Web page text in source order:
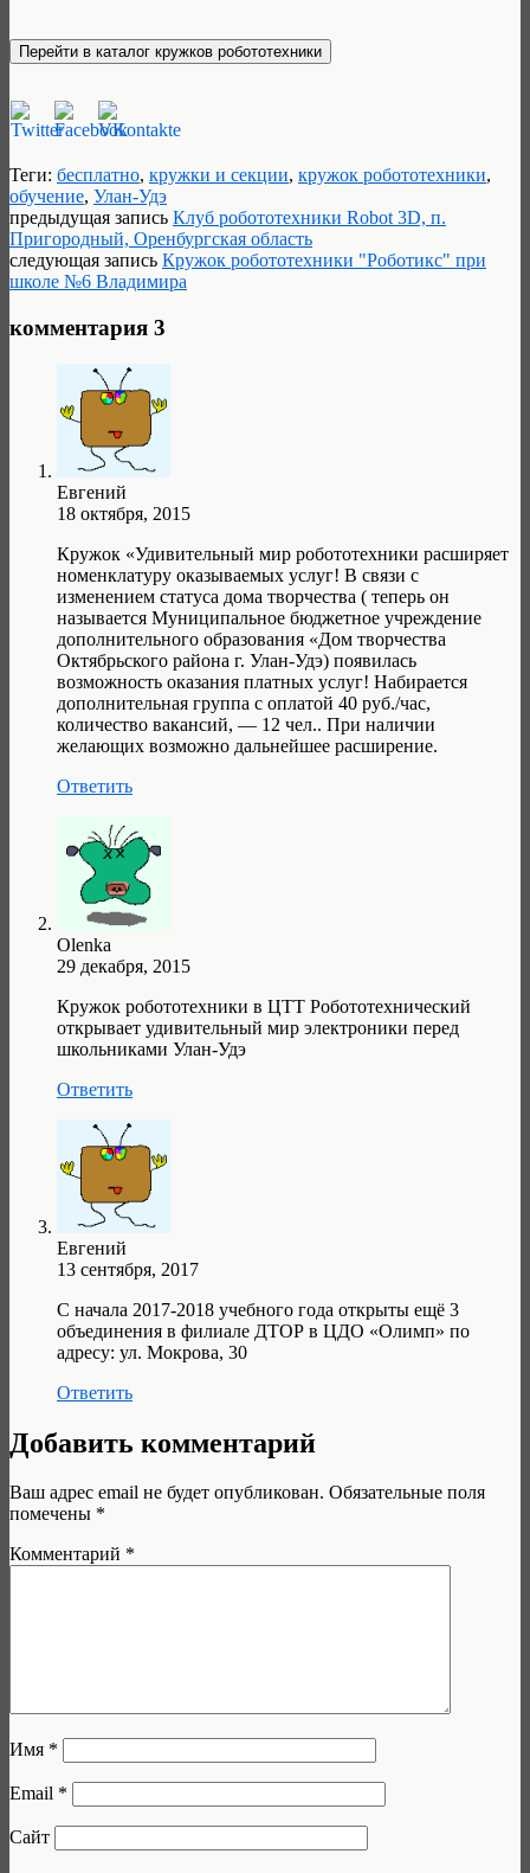
Теги: бесплатно, кружки и секции, кружок робототехники,
обучение, Улан-Удэ
предыдущая запись Клуб робототехники Robot 3D, п.
Пригородный, Оренбургская область
следующая запись Кружок робототехники "Роботикс" при
школе №6 Владимира
комментария 3
Евгений
18 октября, 2015
Кружок «Удивительный мир робототехники расширяет
номенклатуру оказываемых услуг! В связи с
изменением статуса дома творчества ( теперь он
называется Муниципальное бюджетное учреждение
дополнительного образования «Дом творчества
Октябрьского района г. Улан-Удэ) появилась
возможность оказания платных услуг! Набирается
дополнительная группа с оплатой 40 руб./час,
количество вакансий, — 12 чел.. При наличии
желающих возможно дальнейшее расширение.
Ответить
Olenka
29 декабря, 2015
Кружок робототехники в ЦТТ Робототехнический
открывает удивительный мир электроники перед
школьниками Улан-Удэ
Ответить
Евгений
13 сентября, 2017
С начала 2017-2018 учебного года открыты ещё 3
объединения в филиале ДТОР в ЦДО «Олимп» по
адресу: ул. Мокрова, 30
Ответить
Добавить комментарий
Ваш адрес email не будет опубликован. Обязательные поля
помечены *
Комментарий *
Имя *
Email *
Сайт